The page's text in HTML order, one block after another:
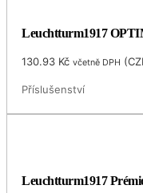
Leuchtturm1917
130.93 Kč včetně DPH (
Příslušenství
Leuchtturm1917